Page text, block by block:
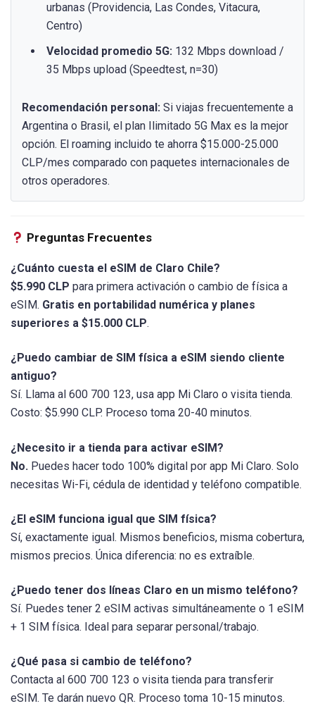
urbanas (Providencia, Las Condes, Vitacura,
Centro)
Velocidad promedio 5G: 132 Mbps download /
35 Mbps upload (Speedtest, n=30)
Recomendación personal: Si viajas frecuentemente a
Argentina o Brasil, el plan Ilimitado 5G Max es la mejor
opción. El roaming incluido te ahorra $15.000-25.000
CLP/mes comparado con paquetes internacionales de
otros operadores.
Preguntas Frecuentes
¿Cuánto cuesta el eSIM de Claro Chile?
$5.990 CLP para primera activación o cambio de física a
eSIM. Gratis en portabilidad numérica y planes
superiores a $15.000 CLP.
¿Puedo cambiar de SIM física a eSIM siendo cliente
antiguo?
Sí. Llama al 600 700 123, usa app Mi Claro o visita tienda.
Costo: $5.990 CLP. Proceso toma 20-40 minutos.
¿Necesito ir a tienda para activar eSIM?
No. Puedes hacer todo 100% digital por app Mi Claro. Solo
necesitas Wi-Fi, cédula de identidad y teléfono compatible.
¿El eSIM funciona igual que SIM física?
Sí, exactamente igual. Mismos beneficios, misma cobertura,
mismos precios. Única diferencia: no es extraíble.
¿Puedo tener dos líneas Claro en un mismo teléfono?
Sí. Puedes tener 2 eSIM activas simultáneamente o 1 eSIM
+ 1 SIM física. Ideal para separar personal/trabajo.
¿Qué pasa si cambio de teléfono?
Contacta al 600 700 123 o visita tienda para transferir
eSIM. Te darán nuevo QR. Proceso toma 10-15 minutos.